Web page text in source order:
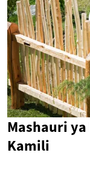
Mashauri ya
Kamili